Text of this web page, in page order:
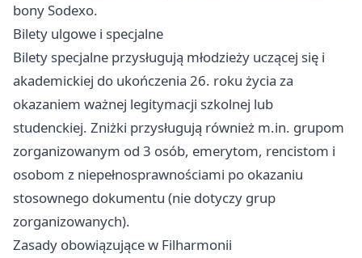
bony Sodexo.
Bilety ulgowe i specjalne
Bilety specjalne przysługują młodzieży uczącej się i
akademickiej do ukończenia 26. roku życia za
okazaniem ważnej legitymacji szkolnej lub
studenckiej. Zniżki przysługują również m.in. grupom
zorganizowanym od 3 osób, emerytom, rencistom i
osobom z niepełnosprawnościami po okazaniu
stosownego dokumentu (nie dotyczy grup
zorganizowanych).
Zasady obowiązujące w Filharmonii